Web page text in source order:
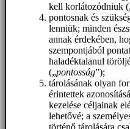
kell korlátozódniuk
pontosnak és
lenniük; minden
annak érdekében,
szempontjából
haladéktalanul
(„pontosság”);
tárolásának olyan
érintettek
kezelése céljainak
lehetővé; a
történő tárolására